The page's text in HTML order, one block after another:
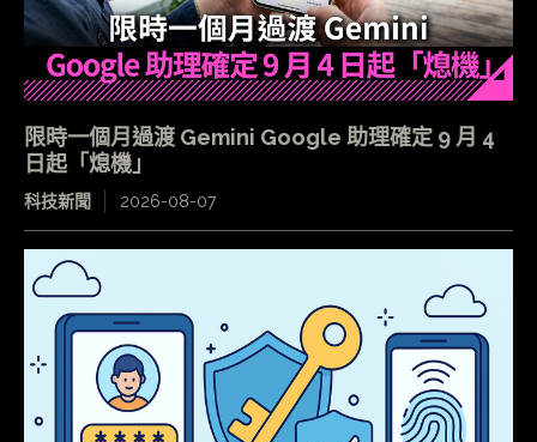
限時一個月過渡 Gemini Google 助理確定 9 月 4
日起「熄機」
科技新聞 2026-08-07